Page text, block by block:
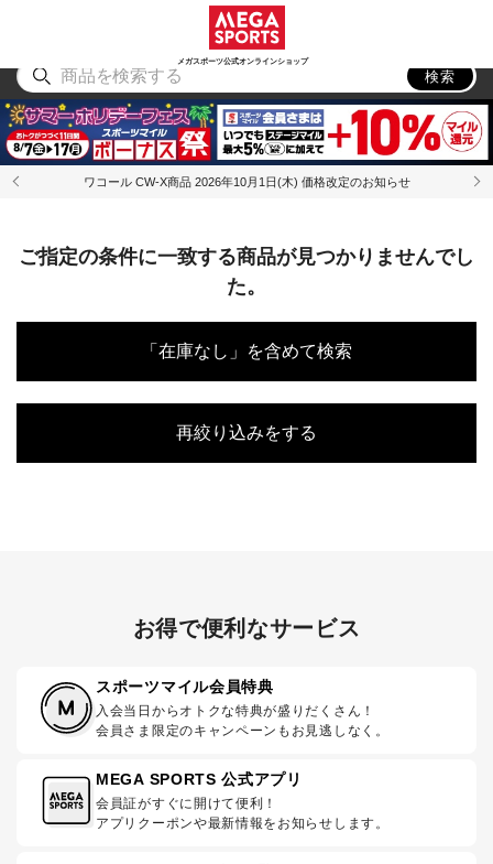
メガスポーツ公式オンラインショップ
アウトドア
検索
ワコール CW-X商品 2026年10月1日(木) 価格改定のお知らせ
ご指定の条件に一致する商品が見つかりませんでし
た。
「在庫なし」を含めて検索
再絞り込みをする
お得で便利なサービス
スポーツマイル会員特典
入会当日からオトクな特典が盛りだくさん！
会員さま限定のキャンペーンもお見逃しなく。
MEGA SPORTS 公式アプリ
会員証がすぐに開けて便利！
アプリクーポンや最新情報をお知らせします。